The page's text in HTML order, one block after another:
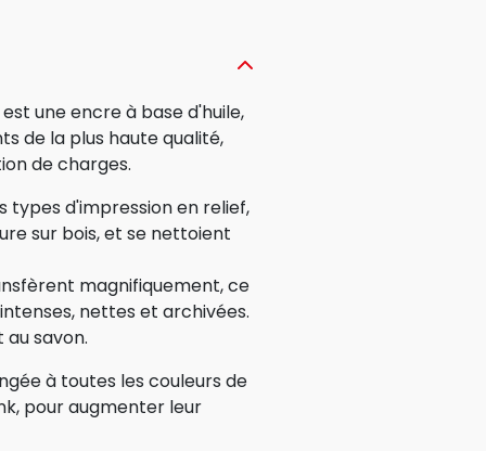
une encre à base d'huile,
de la plus haute qualité,
de charges.
types d'impression en relief,
sur bois, et se nettoient
magnifiquement, ce
nettes et archivées.
savon.
à toutes les couleurs de
pour augmenter leur